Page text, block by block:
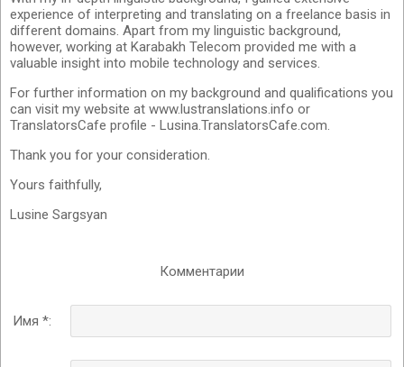
experience of interpreting and translating on a freelance basis in
different domains. Apart from my linguistic background,
however, working at Karabakh Telecom provided me with a
valuable insight into mobile technology and services.
For further information on my background and qualifications you
can visit my website at www.lustranslations.info or
TranslatorsCafe profile - Lusina.TranslatorsCafe.com.
Thank you for your consideration.
Yours faithfully,
Lusine Sargsyan
Комментарии
Имя *: